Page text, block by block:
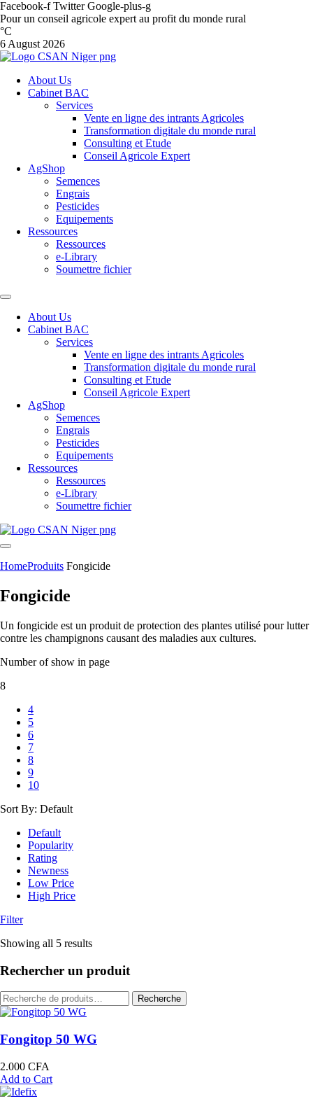
Facebook-f Twitter Google-plus-g
Pour un conseil agricole expert au profit du monde rural
°C
6 August 2026
About Us
Cabinet BAC
Services
Vente en ligne des intrants Agricoles
Transformation digitale du monde rural
Consulting et Etude
Conseil Agricole Expert
AgShop
Semences
Engrais
Pesticides
Equipements
Ressources
Ressources
e-Library
Soumettre fichier
About Us
Cabinet BAC
Services
Vente en ligne des intrants Agricoles
Transformation digitale du monde rural
Consulting et Etude
Conseil Agricole Expert
AgShop
Semences
Engrais
Pesticides
Equipements
Ressources
Ressources
e-Library
Soumettre fichier
HomeProduits Fongicide
Fongicide
Un fongicide est un produit de protection des plantes utilisé pour lutter
contre les champignons causant des maladies aux cultures.
Number of show in page
8
4
5
6
7
8
9
10
Sort By: Default
Default
Popularity
Rating
Newness
Low Price
High Price
Filter
Showing all 5 results
Rechercher un produit
Recherche
pour :
Recherche
Fongitop 50 WG
2.000 CFA
Add to Cart